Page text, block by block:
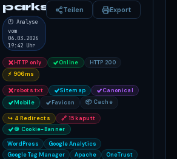
parkside.de
🕐 Analyse
vom
06.03.2026
19:42 Uhr
Teilen Export
HTTP only Online
HTTP 200
⚡ 906ms
robots.txt Sitemap
Canonical
Mobile
Favicon 📦 Cache
↪ 4 Redirects
🔗 15 kaputt
🍪 Cookie-Banner
WordPress
Google Analytics
Google Tag Manager
Apache OneTrust